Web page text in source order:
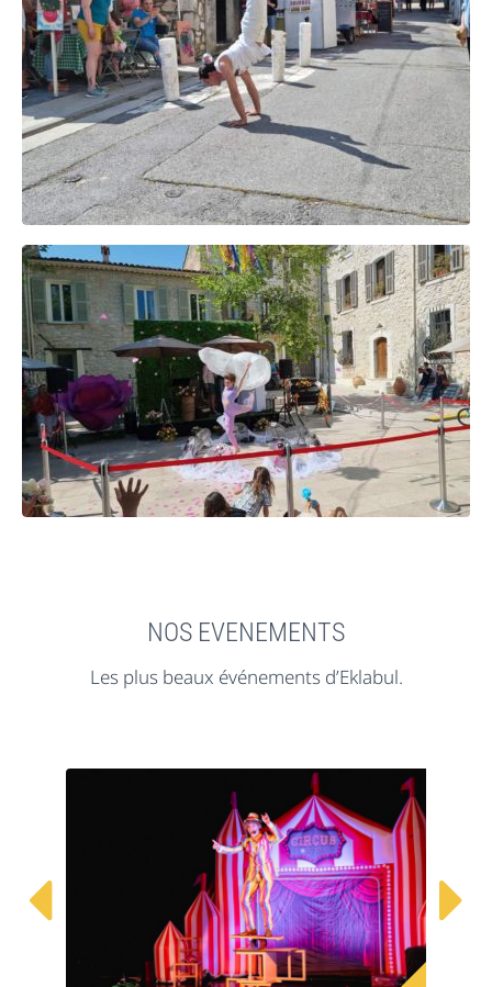
NOS EVENEMENTS
Les plus beaux événements d’Eklabul.
 